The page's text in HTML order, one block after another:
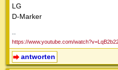
LG
D-Marker
--
https://www.youtube.com/
antworten